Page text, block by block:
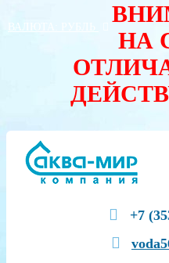
ВАЛЮТА:
НА
+7